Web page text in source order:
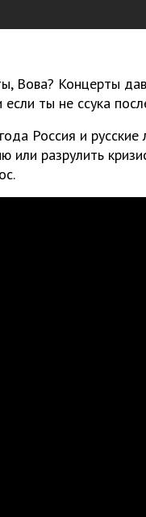
Вова? Концерты
ты не ссука
Россия и
или разрулить